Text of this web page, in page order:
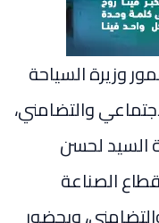
وزيرة السياحة
والتضامني،
2025، بمعية السيد لحسن
الصناعة
وبحضور